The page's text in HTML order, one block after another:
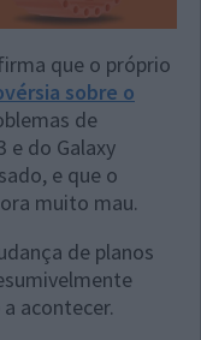
que o próprio
sobre o
de
e do Galaxy
e que o
muito mau.
de planos
acontecer.